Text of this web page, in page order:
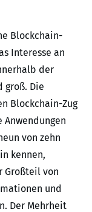
Blockchain-
Interesse an
der
groß. Die
Blockchain-Zug
Anwendungen
von zehn
kennen,
Großteil von
und
Der Mehrheit